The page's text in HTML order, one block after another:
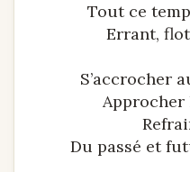
Tout ce
Errant,
S’accrocher
Approcher
Du passé et